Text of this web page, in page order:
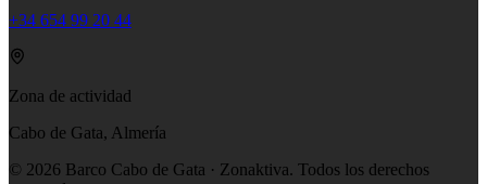
+34 654 99 20 44
Zona de actividad
Cabo de Gata, Almería
© 2026 Barco Cabo de Gata · Zonaktiva. Todos los derechos